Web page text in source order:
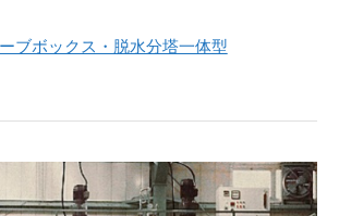
ブボックス・脱水分塔一体型